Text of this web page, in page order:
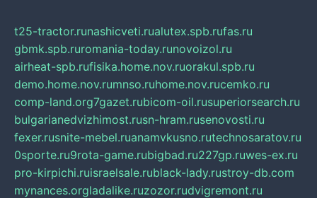
t25-tractor.runashicveti.rualutex.spb.rufas.ru
gbmk.spb.ruromania-today.runovoizol.ru
airheat-spb.rufisika.home.nov.ruorakul.spb.ru
demo.home.nov.rumnso.ruhome.nov.rucemko.ru
comp-land.org7gazet.rubicom-oil.rusuperiorsearch.ru
bulgarianedvizhimost.rusn-hram.rusenovosti.ru
fexer.rusnite-mebel.ruanamvkusno.rutechnosaratov.ru
0sporte.ru9rota-game.rubigbad.ru227gp.ruwes-ex.ru
pro-kirpichi.ruisraelsale.rublack-lady.rustroy-db.com
mynances.orgladalike.ruzozor.rudvigremont.ru